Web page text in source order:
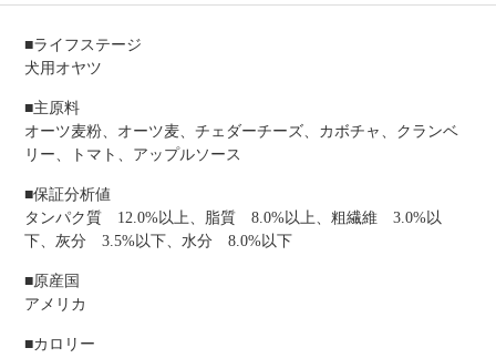
■ライフステージ
犬用オヤツ
■主原料
オーツ麦粉、オーツ麦、チェダーチーズ、カボチャ、クランベ
リー、トマト、アップルソース
■保証分析値
タンパク質 12.0%以上、脂質 8.0%以上、粗繊維 3.0%以
下、灰分 3.5%以下、水分 8.0%以下
■原産国
アメリカ
■カロリー